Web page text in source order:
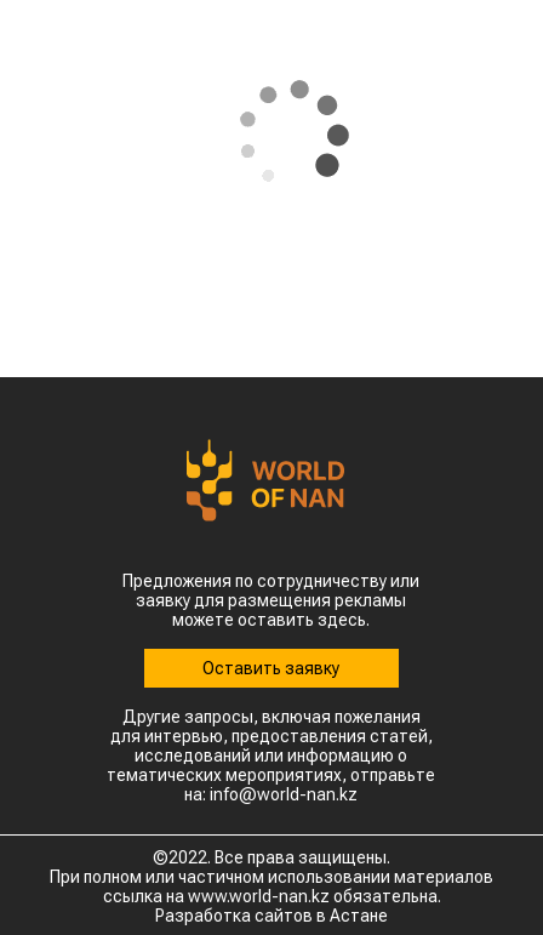
Предложения по сотрудничеству или
заявку для размещения рекламы
можете оставить здесь.
Оставить заявку
Другие запросы, включая пожелания
для интервью, предоставления статей,
исследований или информацию о
тематических мероприятиях, отправьте
на: info@world-nan.kz
©2022. Все права защищены.
При полном или частичном использовании материалов
ссылка на www.world-nan.kz обязательна.
Разработка сайтов в Астане